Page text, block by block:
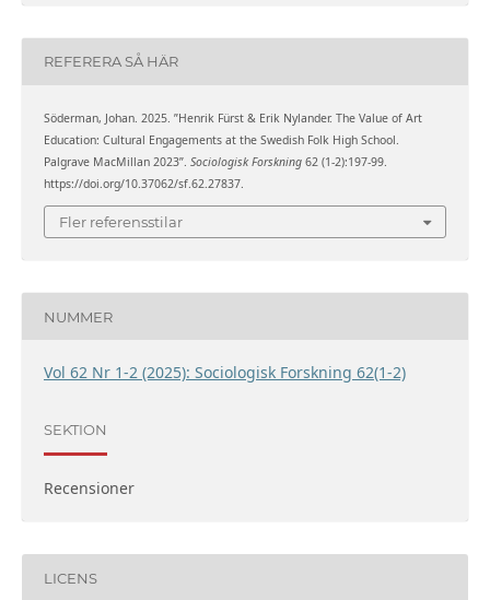
REFERERA SÅ HÄR
Söderman, Johan. 2025. ”Henrik Fürst & Erik Nylander. The Value of Art
Education: Cultural Engagements at the Swedish Folk High School.
Palgrave MacMillan 2023”. Sociologisk Forskning62 (1-2):197-99.
https://doi.org/10.37062/sf.62.27837.
Fler referensstilar
NUMMER
Vol 62 Nr 1-2 (2025): Sociologisk Forskning 62(1-2)
SEKTION
Recensioner
LICENS